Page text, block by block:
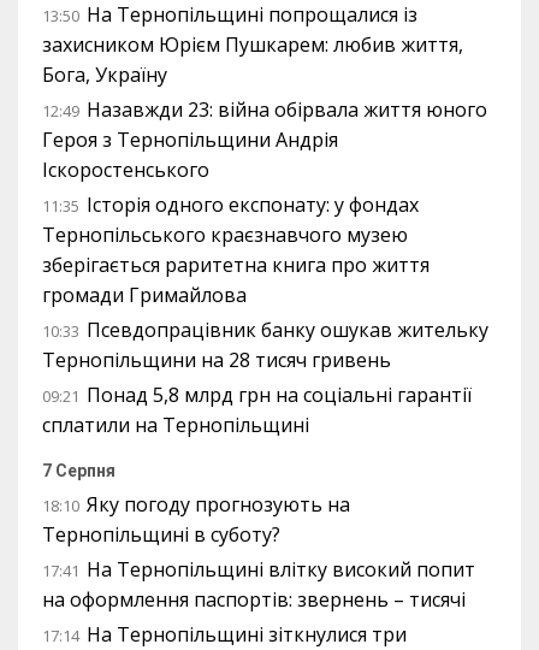
13:50 На Тернопільщині попрощалися із
захисником Юрієм Пушкарем: любив життя,
Бога, Україну
12:49 Назавжди 23: війна обірвала життя юного
Героя з Тернопільщини Андрія
Іскоростенського
11:35 Історія одного експонату: у фондах
Тернопільського краєзнавчого музею
зберігається раритетна книга про життя
громади Гримайлова
10:33 Псевдопрацівник банку ошукав жительку
Тернопільщини на 28 тисяч гривень
09:21 Понад 5,8 млрд грн на соціальні гарантії
сплатили на Тернопільщині
7 Серпня
18:10 Яку погоду прогнозують на
Тернопільщині в суботу?
17:41 На Тернопільщині влітку високий попит
на оформлення паспортів: звернень – тисячі
17:14 На Тернопільщині зіткнулися три